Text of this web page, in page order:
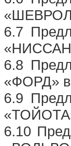
6.7
6.8
«ФОРД» в
6.9
6.10